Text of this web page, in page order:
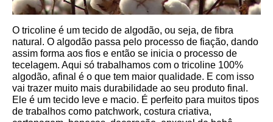
O tricoline é um tecido de algodão, ou seja, de fibra
natural. O algodão passa pelo processo de fiação, dando
assim forma aos fios e então se inicia o processo de
tecelagem. Aqui só trabalhamos com o tricoline 100%
algodão, afinal é o que tem maior qualidade. E com isso
vai trazer muito mais durabilidade ao seu produto final.
Ele é um tecido leve e macio. É perfeito para muitos tipos
de trabalhos como patchwork, costura criativa,